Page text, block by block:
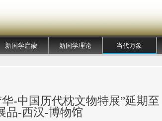
新国学启蒙 新国学理论 当代万象
-中国历代枕文物特展”延期至
品-西汉-博物馆